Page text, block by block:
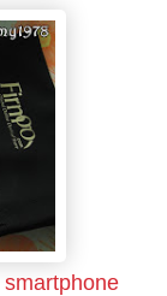
smartphone